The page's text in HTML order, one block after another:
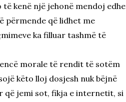
kenë një jehonë mendoj edhe
përmende që lidhet me
ka filluar tashmë të
morale të rendit të sotëm
këto lloj dosjesh nuk bëjnë
që jemi sot, fikja e internetit, si